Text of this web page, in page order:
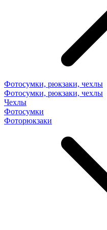
Фотосумки, рюкзаки, чехлы
Фотосумки, рюкзаки, чехлы
Чехлы
Фотосумки
Фоторюкзаки